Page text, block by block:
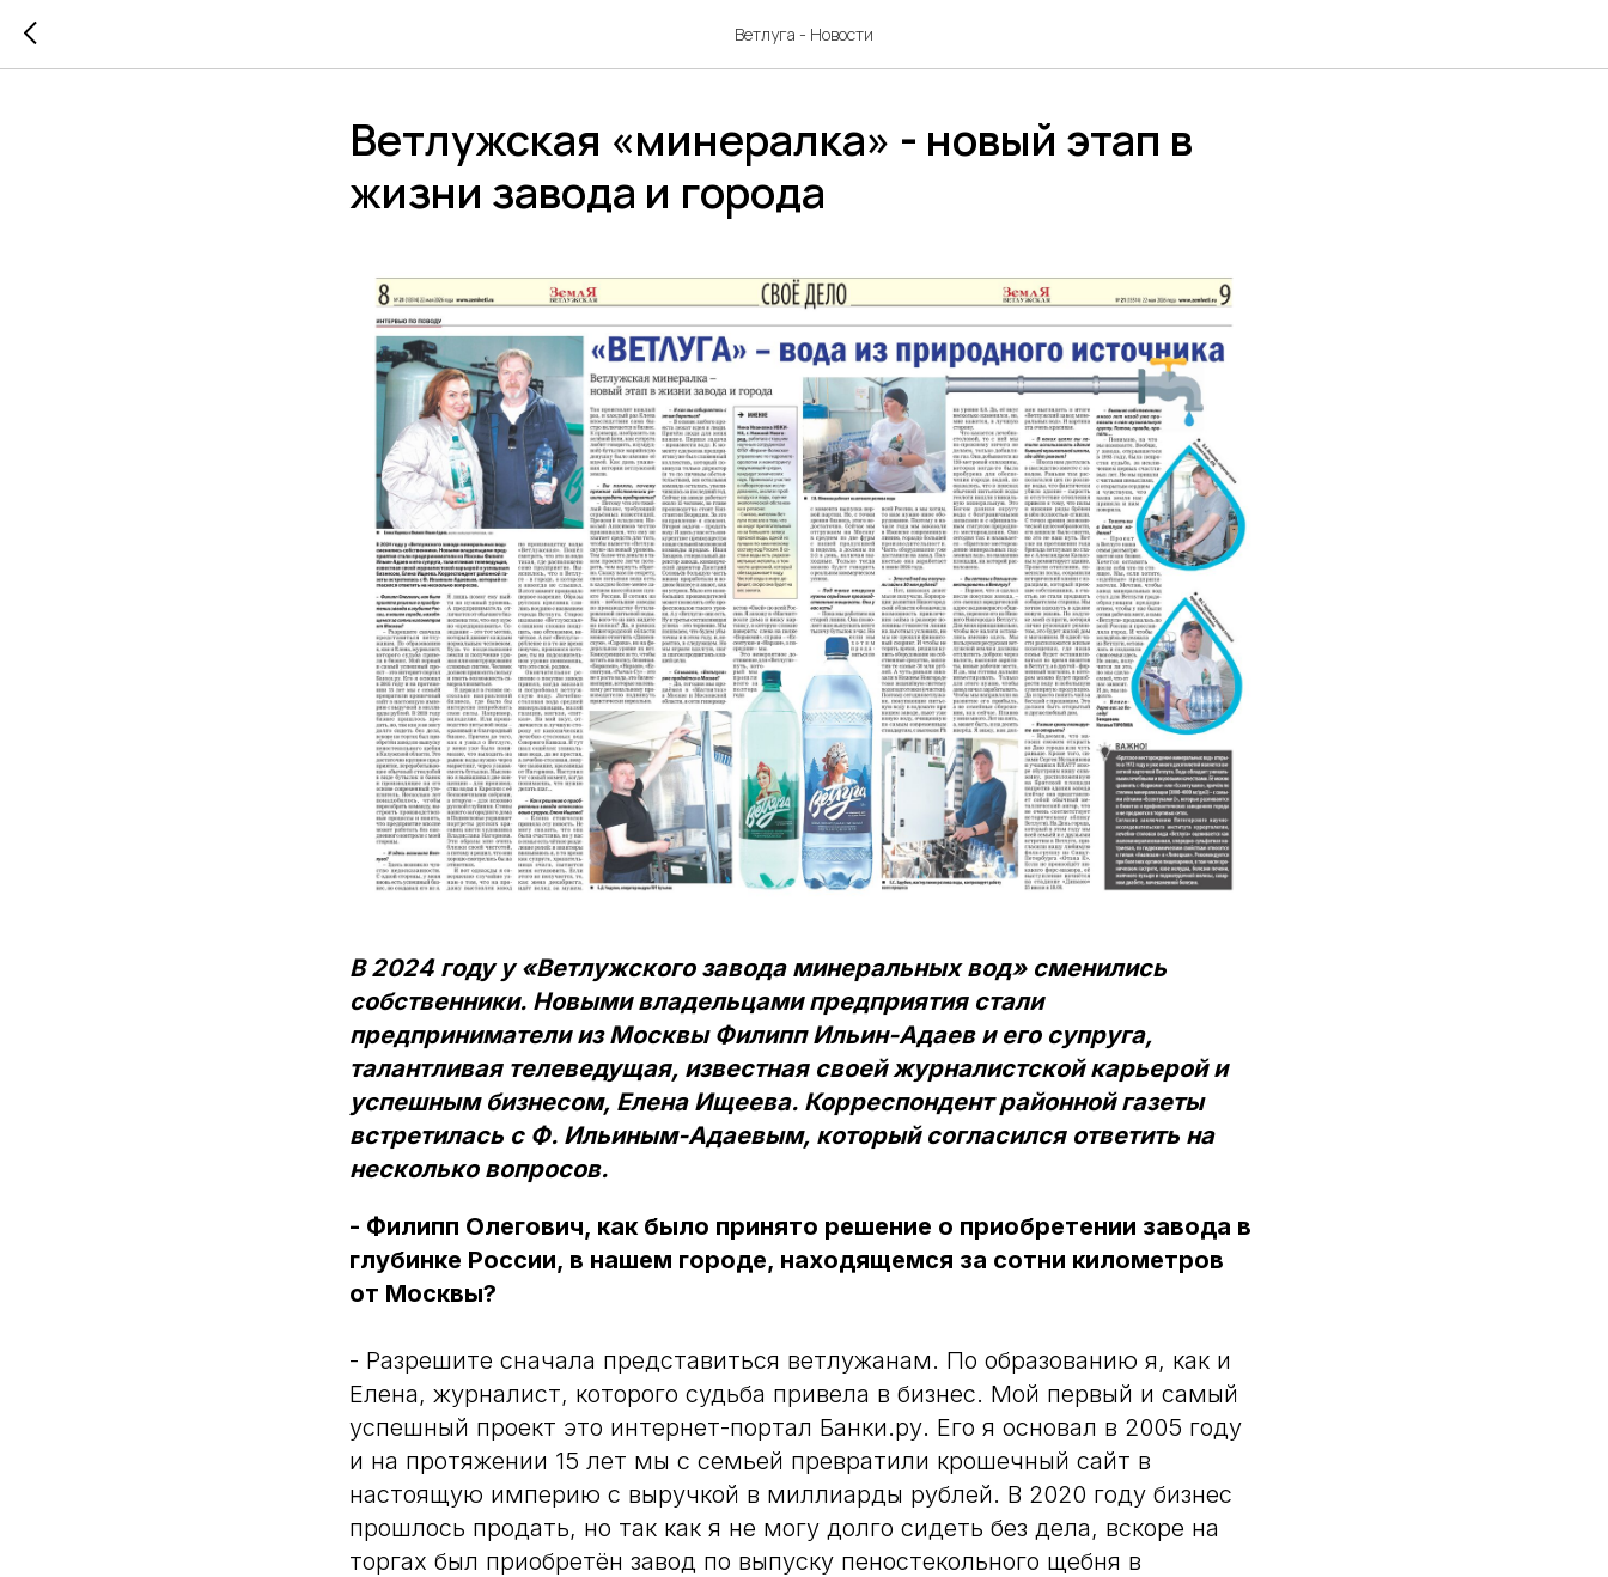
Ветлуга - Новости
Ветлужская «минералка» - новый этап в
жизни завода и города
В 2024 году у «Ветлужского завода минеральных вод» сменились
собственники. Новыми владельцами предприятия стали
предприниматели из Москвы Филипп Ильин-Адаев и его супруга,
талантливая телеведущая, известная своей журналистской карьерой и
успешным бизнесом, Елена Ищеева. Корреспондент районной газеты
встретилась с Ф. Ильиным-Адаевым, который согласился ответить на
несколько вопросов.
- Филипп Олегович, как было принято решение о приобретении завода в
глубинке России, в нашем городе, находящемся за сотни километров
от Москвы?
- Разрешите сначала представиться ветлужанам. По образованию я, как и
Елена, журналист, которого судьба привела в бизнес. Мой первый и самый
успешный проект это интернет-портал Банки.ру. Его я основал в 2005 году
и на протяжении 15 лет мы с семьей превратили крошечный сайт в
настоящую империю с выручкой в миллиарды рублей. В 2020 году бизнес
прошлось продать, но так как я не могу долго сидеть без дела, вскоре на
торгах был приобретён завод по выпуску пеностекольного щебня в